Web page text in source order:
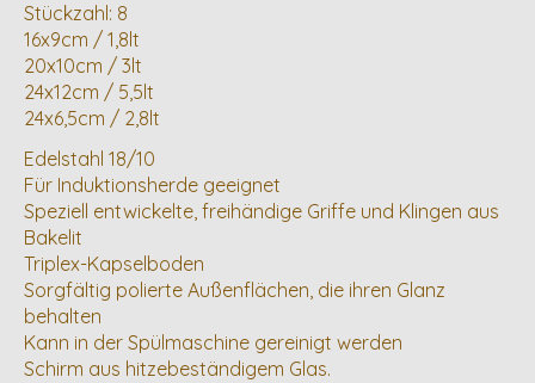
Stückzahl: 8
16x9cm / 1,8lt
20x10cm / 3lt
24x12cm / 5,5lt
24x6,5cm / 2,8lt
Edelstahl 18/10
Für Induktionsherde geeignet
Speziell entwickelte, freihändige Griffe und Klingen aus
Bakelit
Triplex-Kapselboden
Sorgfältig polierte Außenflächen, die ihren Glanz
behalten
Kann in der Spülmaschine gereinigt werden
Schirm aus hitzebeständigem Glas.